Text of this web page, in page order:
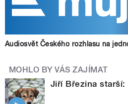
Audiosvět Českého rozhlasu na
MOHLO BY VÁS ZAJÍMAT
Jiří Březina starší: